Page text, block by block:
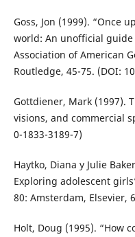
Goss, Jon (1999). “Once
world: An unofficial
Association of American
Routledge, 45-75. (DOI:
Gottdiener, Mark (1997).
visions, and commercial
0-1833-3189-7)
Haytko, Diana y Julie
Exploring adolescent
80: Amsterdam, Elsevier,
Holt, Doug (1995). “How